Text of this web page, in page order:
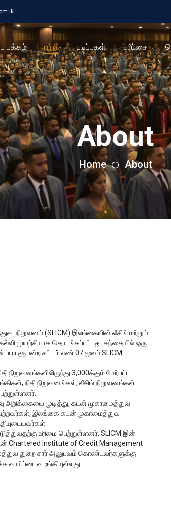
பக்கம் பற்றி படிப்புகள் பரீட்சை
About
Home About
நிறுவனம் (SLICM) இலங்கையின் லீசிங் மற்றும்
முயற்சியாக தொடங்கப்பட்டது. சந்தையில் ஒரு
சட்டம் எண் 07 மூலம் SLICM
நிறுவனங்களிலிருந்து 3,000க்கும் மேற்பட்ட
நிதி நிறுவனங்கள், லீசிங் நிறுவனங்கள்
அறிக்கையை முடித்து, கடன் முகாமைத்துவ
இலங்கை கடன் முகாமைத்துவ
உரிமை பெற்றுள்ளனர். SLICM இன்
Chartered Institute of Credit Management
துறை சார் அனுபவம் கொண்டவர்களுக்கு
வாய்ப்பை வழங்கியுள்ளது.